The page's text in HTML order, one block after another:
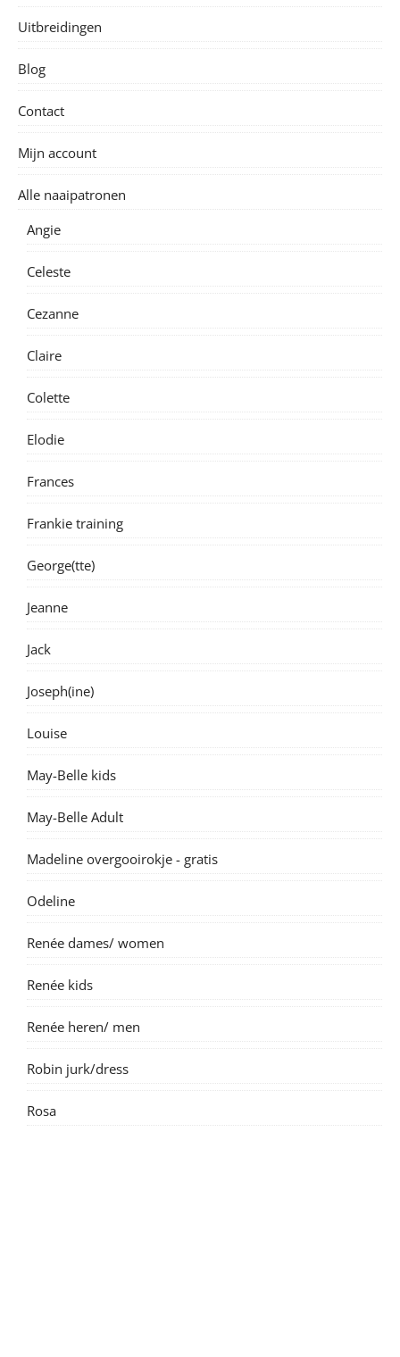
Uitbreidingen
Blog
Contact
Mijn account
Alle naaipatronen
Angie
Celeste
Cezanne
Claire
Colette
Elodie
Frances
Frankie training
George(tte)
Jeanne
Jack
Joseph(ine)
Louise
May-Belle kids
May-Belle Adult
Madeline overgooirokje - gratis
Odeline
Renée dames/ women
Renée kids
Renée heren/ men
Robin jurk/dress
Rosa